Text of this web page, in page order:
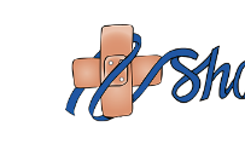
Hauptinhalt springen
Zur Suche springen
Zur Hauptnavigation